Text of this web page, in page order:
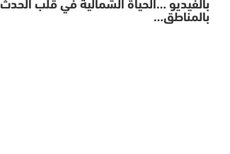
بالفيديو …الحياة الشمالية في قلب الحدث
بالمناطق…